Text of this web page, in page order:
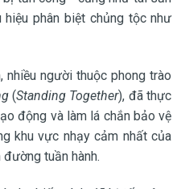
hiệu phân biệt chủng tộc như
nhiều người thuộc phong trào
(Standing Together), đã thực
động và làm lá chắn bảo vệ
khu vực nhạy cảm nhất của
tuần hành.